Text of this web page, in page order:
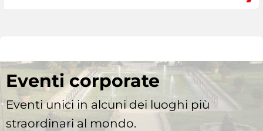
Eventi corporate
Eventi unici in alcuni dei luoghi più
straordinari al mondo.